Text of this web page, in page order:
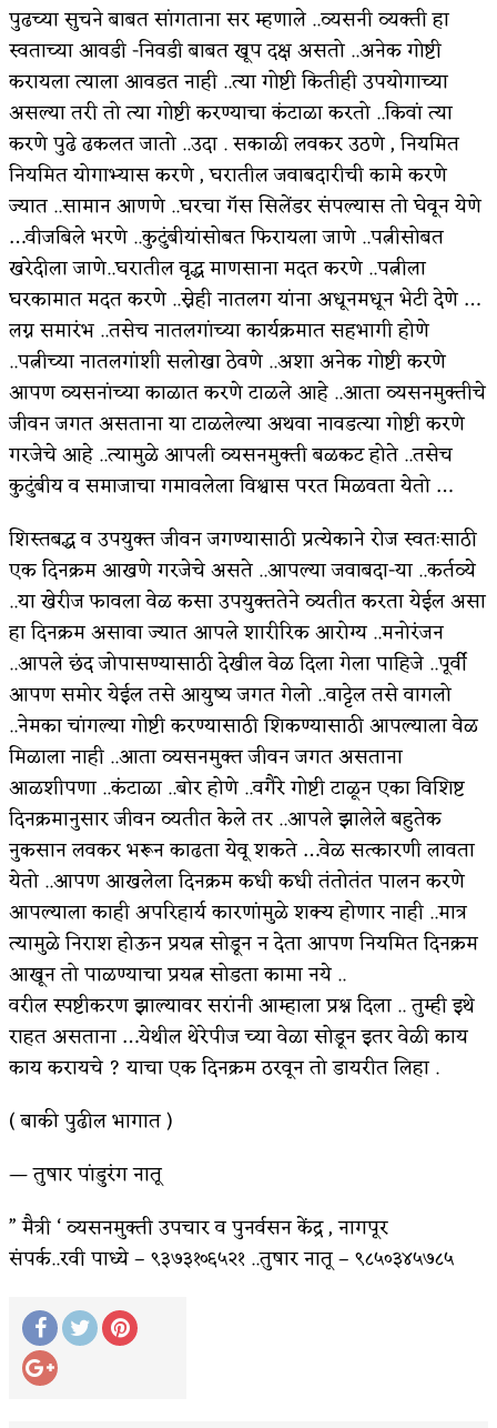
पुढच्या सुचने बाबत सांगताना सर म्हणाले ..व्यसनी व्यक्ती हा
स्वताच्या आवडी -निवडी बाबत खूप दक्ष असतो ..अनेक गोष्टी
करायला त्याला आवडत नाही ..त्या गोष्टी कितीही उपयोगाच्या
असल्या तरी तो त्या गोष्टी करण्याचा कंटाळा करतो ..किवां त्या
करणे पुढे ढकलत जातो ..उदा . सकाळी लवकर उठणे , नियमित
नियमित योगाभ्यास करणे , घरातील जवाबदारीची कामे करणे
ज्यात ..सामान आणणे ..घरचा गॅस सिलेंडर संपल्यास तो घेवून येणे
…वीजबिले भरणे ..कुटुंबीयांसोबत फिरायला जाणे ..पत्नीसोबत
खरेदीला जाणे..घरातील वृद्ध माणसाना मदत करणे ..पत्नीला
घरकामात मदत करणे ..स्नेही नातलग यांना अधूनमधून भेटी देणे …
लग्न समारंभ ..तसेच नातलगांच्या कार्यक्रमात सहभागी होणे
..पत्नीच्या नातलगांशी सलोखा ठेवणे ..अशा अनेक गोष्टी करणे
आपण व्यसनांच्या काळात करणे टाळले आहे ..आता व्यसनमुक्तीचे
जीवन जगत असताना या टाळलेल्या अथवा नावडत्या गोष्टी करणे
गरजेचे आहे ..त्यामुळे आपली व्यसनमुक्ती बळकट होते ..तसेच
कुटुंबीय व समाजाचा गमावलेला विश्वास परत मिळवता येतो …
शिस्तबद्ध व उपयुक्त जीवन जगण्यासाठी प्रत्येकाने रोज स्वतःसाठी
एक दिनक्रम आखणे गरजेचे असते ..आपल्या जवाबदा-या ..कर्तव्ये
..या खेरीज फावला वेळ कसा उपयुक्ततेने व्यतीत करता येईल असा
हा दिनक्रम असावा ज्यात आपले शारीरिक आरोग्य ..मनोरंजन
..आपले छंद जोपासण्यासाठी देखील वेळ दिला गेला पाहिजे ..पूर्वी
आपण समोर येईल तसे आयुष्य जगत गेलो ..वाट्टेल तसे वागलो
..नेमका चांगल्या गोष्टी करण्यासाठी शिकण्यासाठी आपल्याला वेळ
मिळाला नाही ..आता व्यसनमुक्त जीवन जगत असताना
आळशीपणा ..कंटाळा ..बोर होणे ..वगैरे गोष्टी टाळून एका विशिष्ट
दिनक्रमानुसार जीवन व्यतीत केले तर ..आपले झालेले बहुतेक
नुकसान लवकर भरून काढता येवू शकते …वेळ सत्कारणी लावता
येतो ..आपण आखलेला दिनक्रम कधी कधी तंतोतंत पालन करणे
आपल्याला काही अपरिहार्य कारणांमुळे शक्य होणार नाही ..मात्र
त्यामुळे निराश होऊन प्रयत्न सोडून न देता आपण नियमित दिनक्रम
आखून तो पाळण्याचा प्रयत्न सोडता कामा नये ..
वरील स्पष्टीकरण झाल्यावर सरांनी आम्हाला प्रश्न दिला .. तुम्ही इथे
राहत असताना …येथील थेरेपीज च्या वेळा सोडून इतर वेळी काय
काय करायचे ? याचा एक दिनक्रम ठरवून तो डायरीत लिहा .
( बाकी पुढील भागात )
— तुषार पांडुरंग नातू
” मैत्री ‘ व्यसनमुक्ती उपचार व पुनर्वसन केंद्र , नागपूर
संपर्क..रवी पाध्ये – ९३७३१०६५२१ ..तुषार नातू – ९८५०३४५७८५